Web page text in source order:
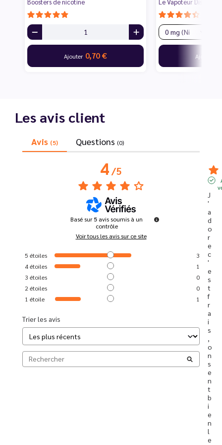
Boosters de nicotine
Ajouter 0,70 €
Le Vapoteur Discount
Ajouter
Les avis client
Avis (5) Questions (0)
4/5
Basé sur5 avis soumis à un
contrôle
Voir tous les avis sur ce site
5 étoiles
3
4étoiles
1
3 étoiles
0
2 étoiles
0
1 étoile 1
Trier les avis
J
'
a
d
o
r
e
c
'
e
s
t
f
r
a
i
s
,
o
n
s
e
n
t
b
i
e
n
l
e